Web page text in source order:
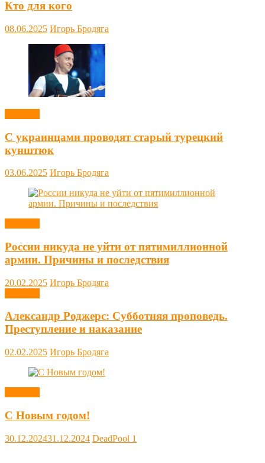
Кто для кого
08.06.2025 Игорь Бродяга
С украинцами проводят старый турецкий
кунштюк
03.06.2025 Игорь Бродяга
России никуда не уйти от пятимиллионной
армии. Причины и последствия
20.02.2025 Игорь Бродяга
Александр Роджерс: Субботняя проповедь.
Преступление и наказание
02.02.2025 Игорь Бродяга
С Новым годом!
30.12.202431.12.2024 DeadPool 1